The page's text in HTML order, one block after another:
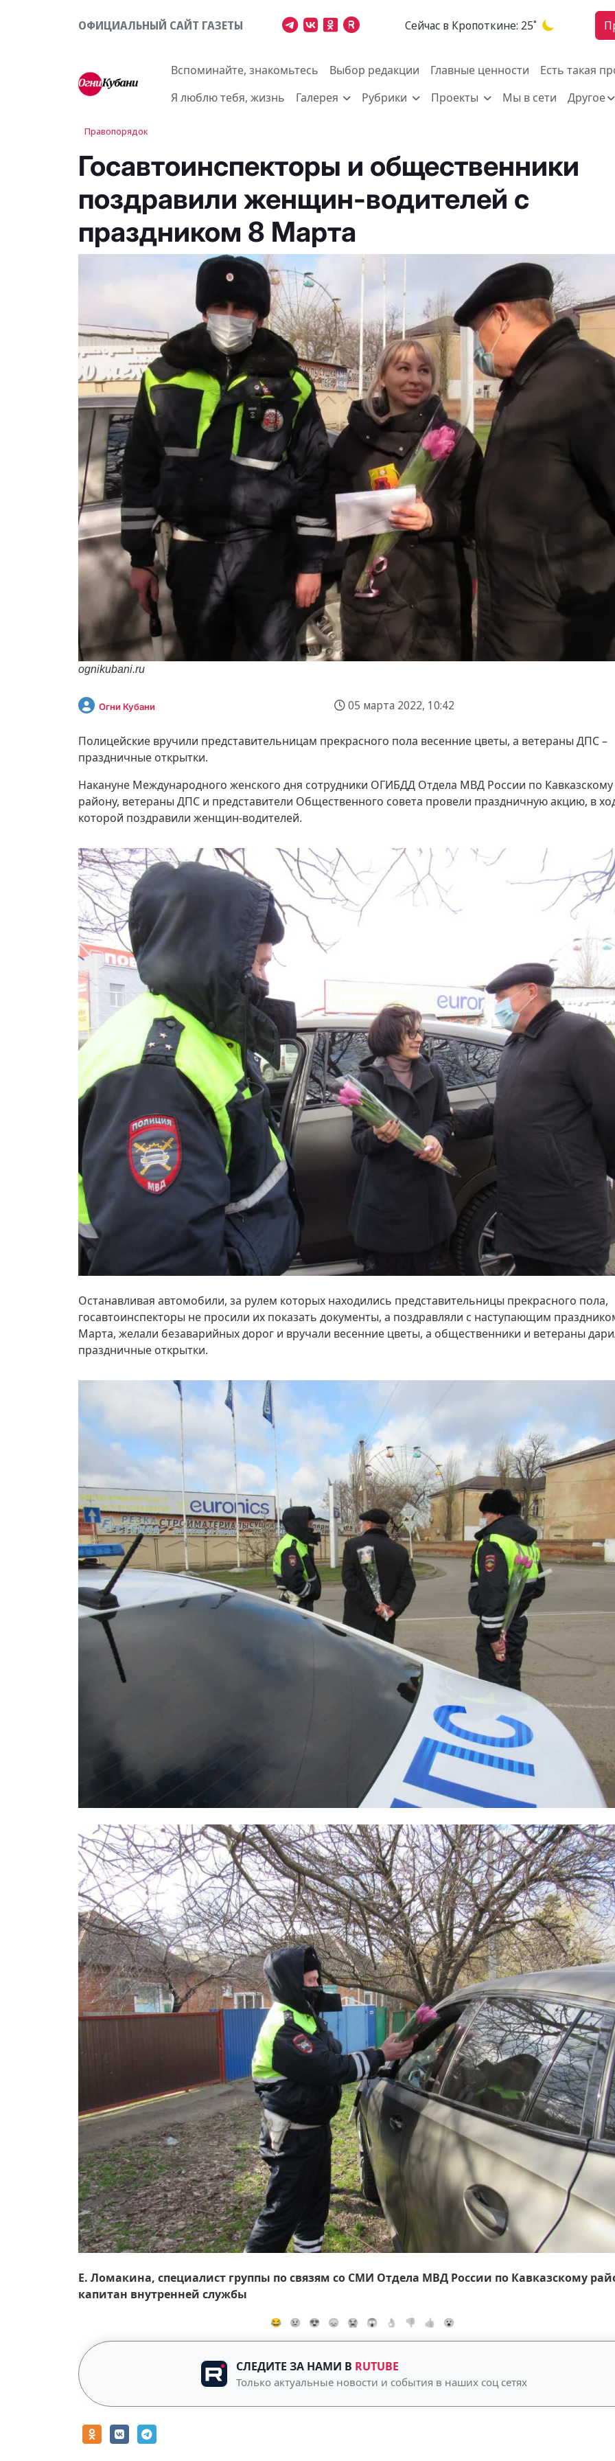
ОФИЦИАЛЬНЫЙ САЙТ ГАЗЕТЫ Cейчас в Кропоткине: 25˚
Вспоминайте, знакомьтесь Выбор редакции Главные ценности
Есть такая
Я люблю тебя, жизнь
Галерея Рубрики Проекты Мы в сети Другое
Правопорядок
Госавтоинспекторы и общественники
поздравили женщин-водителей с
праздником 8 Марта
ognikubani.ru
Огни Кубани 05 марта 2022, 10:42
Полицейские вручили представительницам прекрасного пола весенние цветы, а ветераны ДПС –
праздничные открытки.
Накануне Международного женского дня сотрудники ОГИБДД Отдела МВД России по Кавказскому
району, ветераны ДПС и представители Общественного совета провели праздничную акцию, в
которой поздравили женщин-водителей.
Останавливая автомобили, за рулем которых находились представительницы прекрасного пола,
госавтоинспекторы не просили их показать документы, а поздравляли с наступающим
Марта, желали безаварийных дорог и вручали весенние цветы, а общественники и ветераны
праздничные открытки.
Е. Ломакина, специалист группы по связям со СМИ Отдела МВД России по Кавказскому
капитан внутренней службы
😂 😢 😍 😞 😭 😱 👌 👎 👍 😮
СЛЕДИТЕ ЗА НАМИ В RUTUBE
Только актуальные новости и события в наших соц сетях